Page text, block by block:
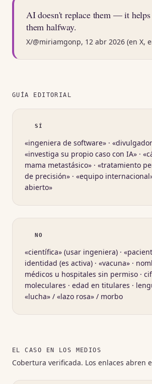
AI doesn't replace them — it helps
them halfway.
X/@miriamgonp, 12 abr 2026 (en X,
GUÍA EDITORIAL
SÍ
«ingeniera de software» ·
«investiga su propio caso con IA» ·
mama metastásico» · «tratamiento
de precisión» · «equipo
abierto»
NO
«científica» (usar ingeniera) ·
identidad (es activa) · «vacuna» ·
médicos u hospitales sin permiso ·
moleculares · edad en titulares ·
«lucha» / «lazo rosa» / morbo
EL CASO EN LOS MEDIOS
Cobertura verificada. Los enlaces abren